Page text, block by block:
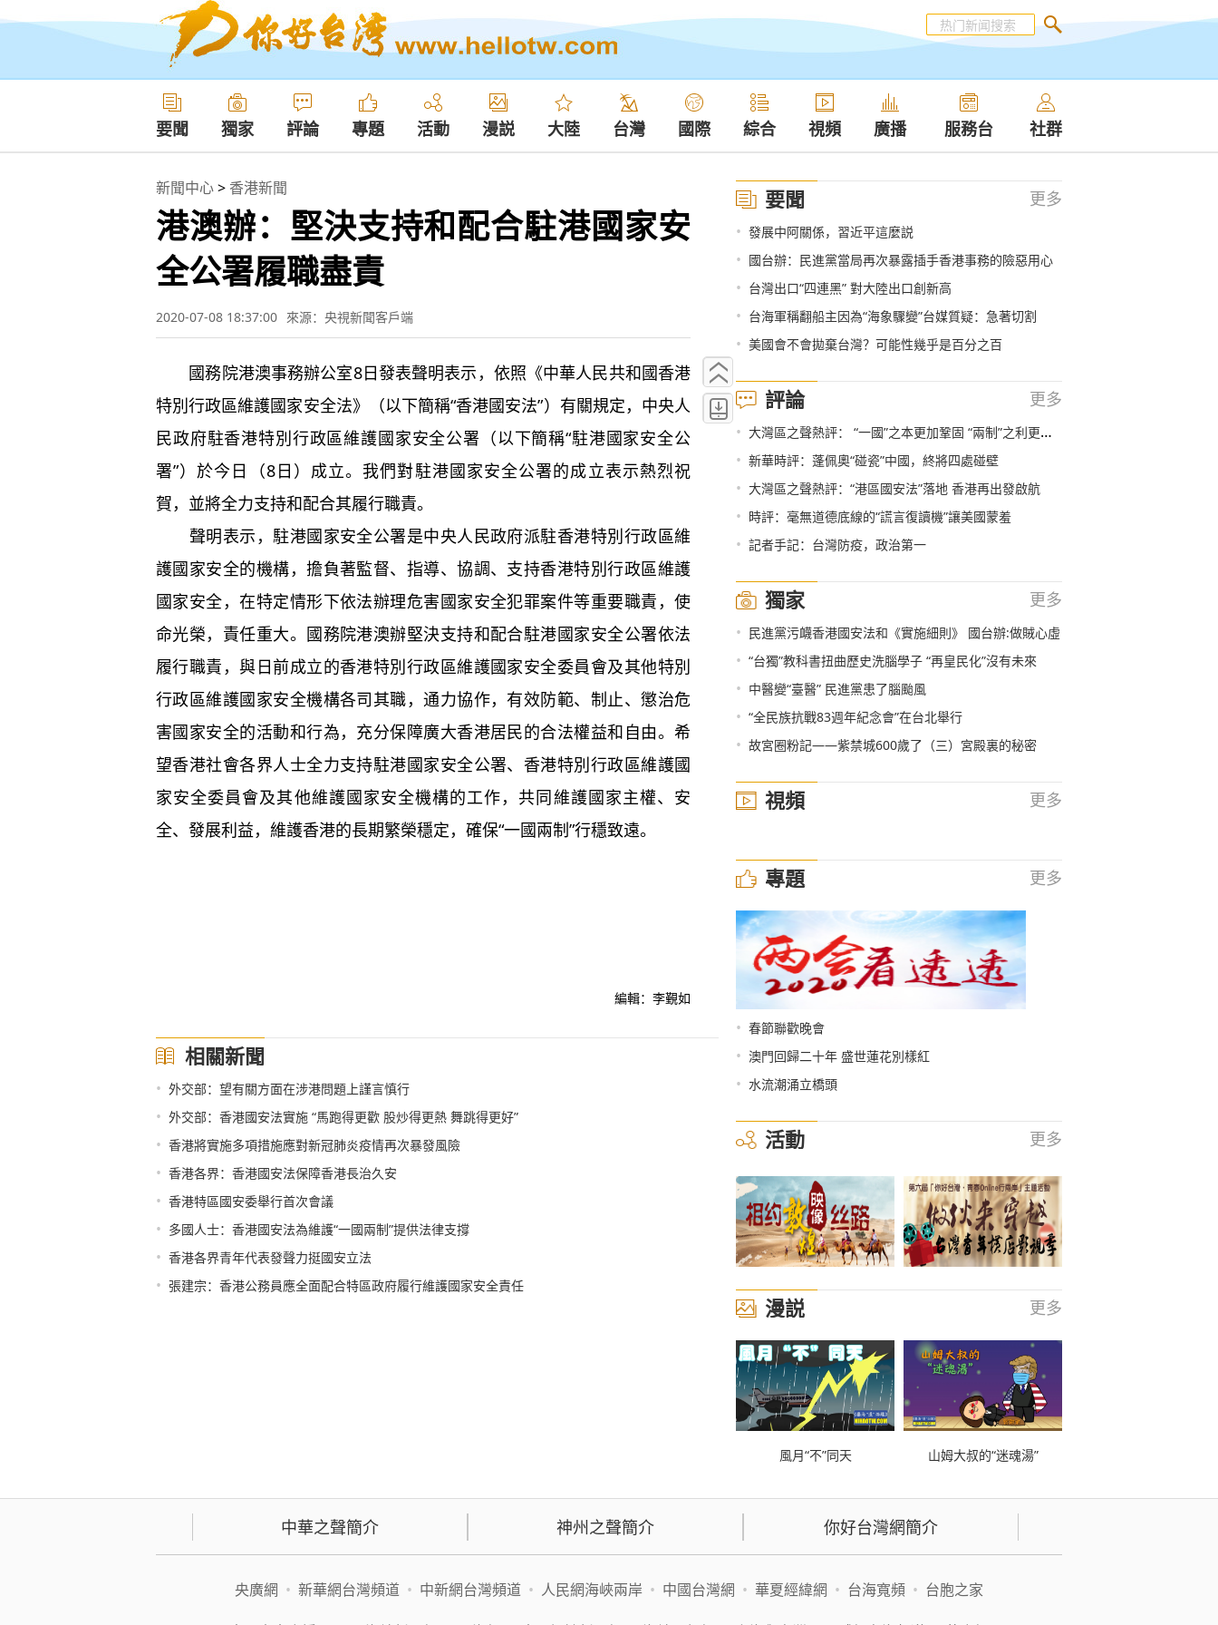
要聞 獨家 評論 專題 活動 漫説 大陸 台灣 國際 綜合 視頻 廣播 服務台 社群
新聞中心> 香港新聞
港澳辦：堅決支持和配合駐港國家安
全公署履職盡責
2020-07-08 18:37:00 來源：央視新聞客戶端
國務院港澳事務辦公室8日發表聲明表示，依照《中華人民共和國香港
特別行政區維護國家安全法》（以下簡稱“香港國安法”）有關規定，中央人
民政府駐香港特別行政區維護國家安全公署（以下簡稱“駐港國家安全公
署”）於今日（8日）成立。我們對駐港國家安全公署的成立表示熱烈祝
賀，並將全力支持和配合其履行職責。
聲明表示，駐港國家安全公署是中央人民政府派駐香港特別行政區維
護國家安全的機構，擔負著監督、指導、協調、支持香港特別行政區維護
國家安全，在特定情形下依法辦理危害國家安全犯罪案件等重要職責，使
命光榮，責任重大。國務院港澳辦堅決支持和配合駐港國家安全公署依法
履行職責，與日前成立的香港特別行政區維護國家安全委員會及其他特別
行政區維護國家安全機構各司其職，通力協作，有效防範、制止、懲治危
害國家安全的活動和行為，充分保障廣大香港居民的合法權益和自由。希
望香港社會各界人士全力支持駐港國家安全公署、香港特別行政區維護國
家安全委員會及其他維護國家安全機構的工作，共同維護國家主權、安
全、發展利益，維護香港的長期繁榮穩定，確保“一國兩制”行穩致遠。
編輯：李覲如
相關新聞
• 外交部：望有關方面在涉港問題上謹言慎行
• 外交部：香港國安法實施 “馬跑得更歡 股炒得更熱 舞跳得更好”
• 香港將實施多項措施應對新冠肺炎疫情再次暴發風險
• 香港各界：香港國安法保障香港長治久安
• 香港特區國安委舉行首次會議
• 多國人士：香港國安法為維護“一國兩制”提供法律支撐
• 香港各界青年代表發聲力挺國安立法
• 張建宗：香港公務員應全面配合特區政府履行維護國家安全責任
要聞 更多
• 發展中阿關係，習近平這麼説
• 國台辦：民進黨當局再次暴露插手香港事務的險惡用心
• 台灣出口“四連黑” 對大陸出口創新高
• 台海軍稱翻船主因為“海象驟變”台媒質疑：急著切割
• 美國會不會拋棄台灣？可能性幾乎是百分之百
評論 更多
• 大灣區之聲熱評： “一國”之本更加鞏固 “兩制”之利更加彰顯
• 新華時評：蓬佩奧“碰瓷”中國，終將四處碰壁
• 大灣區之聲熱評：“港區國安法”落地 香港再出發啟航
• 時評：毫無道德底線的“謊言復讀機”讓美國蒙羞
• 記者手記：台灣防疫，政治第一
獨家 更多
• 民進黨污衊香港國安法和《實施細則》 國台辦:做賊心虛
• “台獨”教科書扭曲歷史洗腦學子 “再皇民化”沒有未來
• 中醫變“臺醫” 民進黨患了腦颱風
• “全民族抗戰83週年紀念會”在台北舉行
• 故宮圈粉記——紫禁城600歲了（三）宮殿裏的秘密
視頻 更多
專題 更多
• 春節聯歡晚會
• 澳門回歸二十年 盛世蓮花別樣紅
• 水流潮涌立橋頭
活動 更多
漫説 更多
風月“不”同天 山姆大叔的“迷魂湯”
中華之聲簡介 神州之聲簡介 你好台灣網簡介
央廣網 • 新華網台灣頻道 • 中新網台灣頻道 • 人民網海峽兩岸 • 中國台灣網 • 華夏經緯網 • 台海寬頻 • 台胞之家